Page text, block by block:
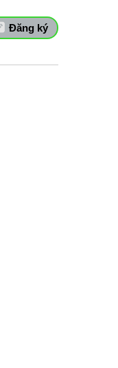
Đăng ký